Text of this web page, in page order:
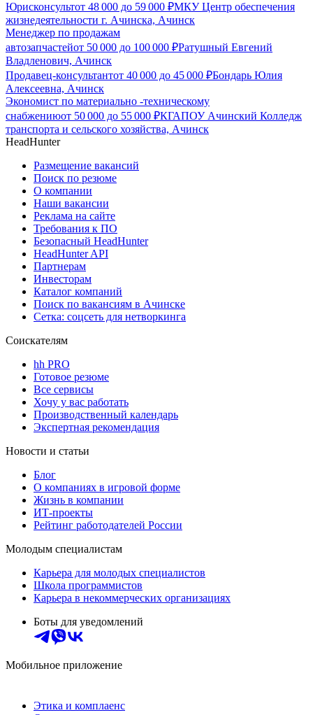
Юрисконсультот 48 000 до 59 000 ₽МКУ Центр обеспечения
жизнедеятельности г. Ачинска, Ачинск
Менеджер по продажам
автозапчастейот 50 000 до 100 000 ₽Ратушный Евгений
Владленович, Ачинск
Продавец-консультантот 40 000 до 45 000 ₽Бондарь Юлия
Алексеевна, Ачинск
Экономист по материально -техническому
снабжениюот 50 000 до 55 000 ₽КГАПОУ Ачинский Колледж
транспорта и сельского хозяйства, Ачинск
HeadHunter
Размещение вакансий
Поиск по резюме
О компании
Наши вакансии
Реклама на сайте
Требования к ПО
Безопасный HeadHunter
HeadHunter API
Партнерам
Инвесторам
Каталог компаний
Поиск по вакансиям в Ачинске
Сетка: соцсеть для нетворкинга
Соискателям
hh PRO
Готовое резюме
Все сервисы
Хочу у вас работать
Производственный календарь
Экспертная рекомендация
Новости и статьи
Блог
О компаниях в игровой форме
Жизнь в компании
ИТ-проекты
Рейтинг работодателей России
Молодым специалистам
Карьера для молодых специалистов
Школа программистов
Карьера в некоммерческих организациях
Боты для уведомлений
Мобильное приложение
Этика и комплаенс